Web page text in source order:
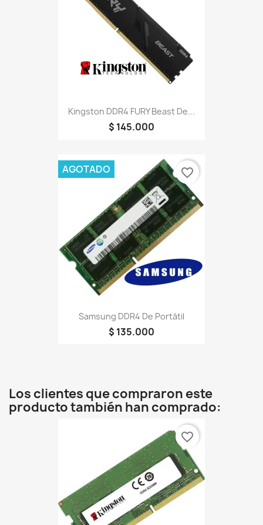
Kingston DDR4 FURY Beast De...
$ 145.000
Samsung DDR4 De Portátil
$ 135.000
AGOTADO favorite_border
Los clientes que compraron este
producto también han comprado:
favorite_border